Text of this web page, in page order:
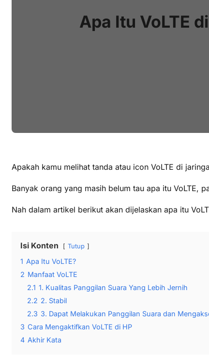
Apa Itu VoLTE
Apakah kamu melihat tanda atau icon VoLTE di
Banyak orang yang masih belum tau apa itu VoLTE,
Nah dalam artikel berikut akan dijelaskan apa itu
Isi Konten Tutup
1 Apa Itu VoLTE?
2 Manfaat VoLTE
2.1 1. Kualitas Panggilan Suara Yang Lebih Jernih
2.2 2. Stabil
2.3 3. Dapat Melakukan Panggilan Suara dan
3 Cara Mengaktifkan VoLTE di HP
4 Akhir Kata